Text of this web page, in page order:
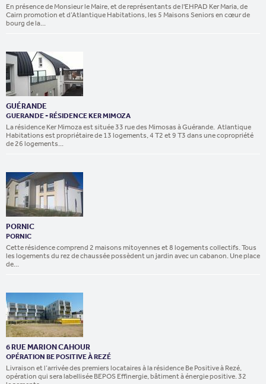
En présence de Monsieur le Maire, et de représentants de l'EHPAD Ker Maria, de
Cairn promotion et d’Atlantique Habitations, les 5 Maisons Seniors en cœur de
bourg de la...
GUÉRANDE
GUERANDE - RÉSIDENCE KER MIMOZA
La résidence Ker Mimoza est située 33 rue des Mimosas à Guérande. Atlantique
Habitations est propriétaire de 13 logements, 4 T2 et 9 T3 dans une copropriété
de 26 logements...
PORNIC
PORNIC
Cette résidence comprend 2 maisons mitoyennes et 8 logements collectifs. Tous
les logements du rez de chaussée possèdent un jardin avec un cabanon. Une place
de...
6 RUE MARION CAHOUR
OPÉRATION BE POSITIVE À REZÉ
Livraison et l’arrivée des premiers locataires à la résidence Be Positive à Rezé,
opération qui sera labellisée BEPOS Effinergie, bâtiment à énergie positive. 32